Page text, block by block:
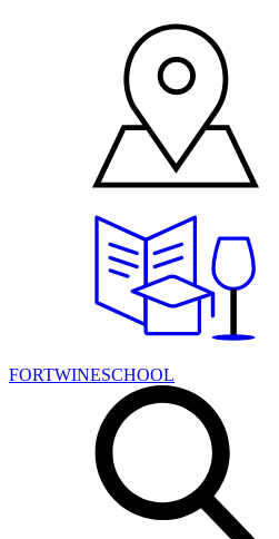
FORTWINESCHOOL